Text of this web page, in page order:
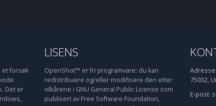
et forsøk
Det er
LISENS
OpenShot™ er fri programvare: du kan
redistribuere og/eller modifisere den etter
vilkårene i GNU General Public License som
publisert av Free Software Foundation,
Adresse:
75032,
E-post: